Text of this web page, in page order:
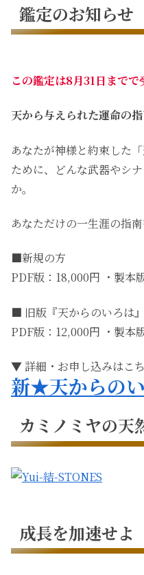
鑑定のお知らせ
この鑑定は8月31日まで
天から与えられた運命の
あなたが神様と約束した
ために、どんな武器やシ
か。
あなただけの一生涯の指南
■新規の方
PDF版：18,000円 ・製本
■ 旧版『天からのいろは
PDF版：12,000円 ・製本
▼ 詳細・お申し込みはこ
新★天からの
カミノミヤの天
成長を加速せよ